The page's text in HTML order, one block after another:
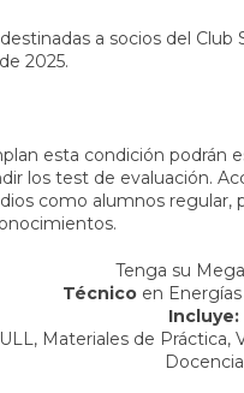
a socios del
2025.
esta condición podrán
los test de evaluación.
como alumnos regular,
Tenga su
Técnico en
Incluye:
Materiales de Práctica,
Docencia